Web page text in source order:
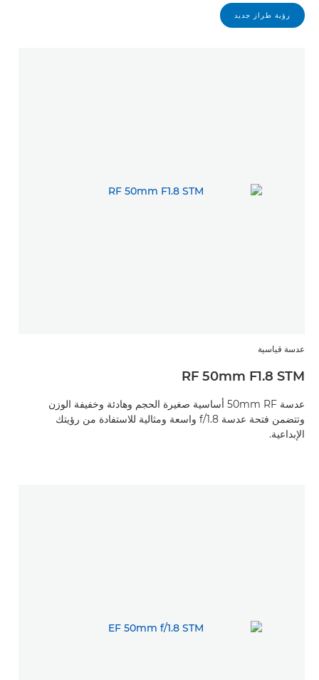
رؤية طراز جديد
عدسة قياسية
RF 50mm F1.8 STM
عدسة 50mm RF أساسية صغيرة الحجم وهادئة وخفيفة الوزن
وتتضمن فتحة عدسة f/1.8 واسعة ومثالية للاستفادة من رؤيتك
الإبداعية.